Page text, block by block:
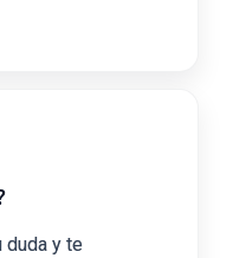
duda y te